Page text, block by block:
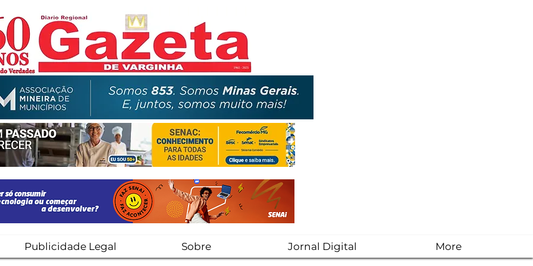
Publicidade Legal Sobre Jornal Digital More